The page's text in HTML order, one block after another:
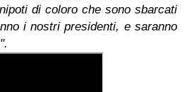
di coloro che sono sbarcati
i nostri presidenti, e saranno